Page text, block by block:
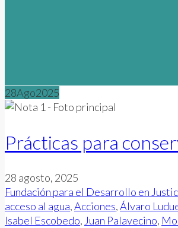
28Ago2025
Prácticas para
28 agosto, 2025
Fundación para el Desarrollo en
acceso al agua,Acciones,Álvaro
Isabel Escobedo, Juan Palavecino,